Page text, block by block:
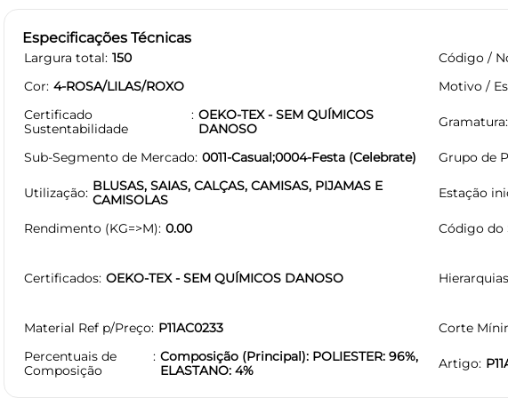
Especificações Técnicas
Largura total 150 Código /
Cor 4-ROSA/LILAS/ROXO Motivo /
Certificado
Sustentabilidade
OEKO-TEX - SEM QUÍMICOS
DANOSO
Gramatura
Sub-Segmento de Mercado 0011-Casual;0004-Festa (Celebrate) Grupo de
Utilização BLUSAS, SAIAS, CALÇAS, CAMISAS, PIJAMAS E
CAMISOLAS
Estação
Rendimento (KG=>M) 0.00 Código do
Certificados OEKO-TEX - SEM QUÍMICOS DANOSO
Material Ref p/Preço P11AC0233 Corte
Percentuais de
Composição
Composição (Principal): POLIESTER: 96%,
ELASTANO: 4%
Artigo